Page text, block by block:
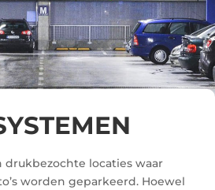
drukbezochte locaties waar
worden geparkeerd. Hoewel